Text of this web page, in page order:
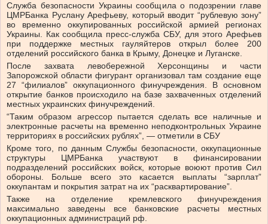
Служба безопасности Украины сообщила о подозрении главе
ЦМРБанка Руслану Арефьеву, который вводит “рублевую зону”
во временно оккупированных российской армией регионах
Украины. Как сообщила пресс-служба СБУ, для этого Арефьев
при поддержке местных гауляйтеров открыл более 200
отделений российского банка в Крыму, Донецке и Луганске.
После захвата левобережной Херсонщины и части
Запорожской области фигурант организовал там создание еще
27 “филиалов” оккупационного финучреждения. В основном
открытие банков происходило на базе захваченных отделений
местных украинских финучреждений.
“Таким образом агрессор пытается сделать все наличные и
электронные расчеты на временно неподконтрольных Украине
территориях в российских рублях”, — отметили в СБУ
Кроме того, по данным Службы безопасности, оккупационные
структуры ЦМРБанка участвуют в финансировании
подразделений российских войск, которые воюют против Сил
обороны. Больше всего это касается выплаты “зарплат”
оккупантам и покрытия затрат на их “расквартирование”.
Также на отделение кремлевского финучреждения
максимально заведены все банковские расчеты местных
оккупационных администраций рф.